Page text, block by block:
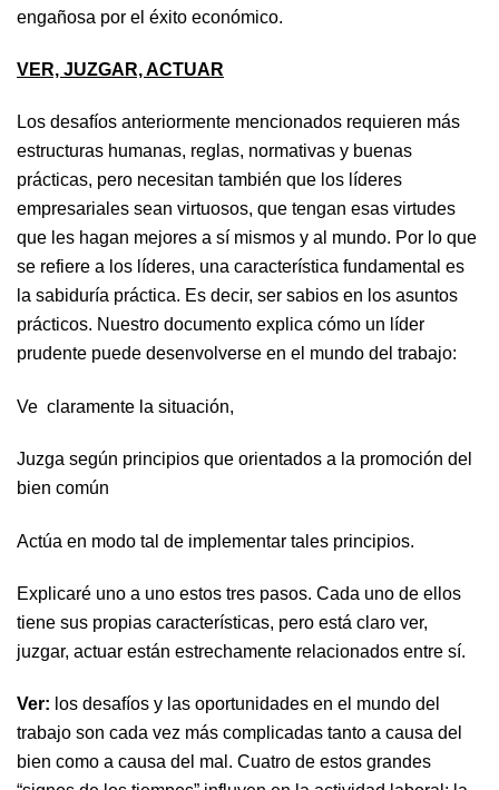
engañosa por el éxito económico.
VER, JUZGAR, ACTUAR
Los desafíos anteriormente mencionados requieren más
estructuras humanas, reglas, normativas y buenas
prácticas, pero necesitan también que los líderes
empresariales sean virtuosos, que tengan esas virtudes
que les hagan mejores a sí mismos y al mundo. Por lo que
se refiere a los líderes, una característica fundamental es
la sabiduría práctica. Es decir, ser sabios en los asuntos
prácticos. Nuestro documento explica cómo un líder
prudente puede desenvolverse en el mundo del trabajo:
Ve claramente la situación,
Juzga según principios que orientados a la promoción del
bien común
Actúa en modo tal de implementar tales principios.
Explicaré uno a uno estos tres pasos. Cada uno de ellos
tiene sus propias características, pero está claro ver,
juzgar, actuar están estrechamente relacionados entre sí.
Ver: los desafíos y las oportunidades en el mundo del
trabajo son cada vez más complicadas tanto a causa del
bien como a causa del mal. Cuatro de estos grandes